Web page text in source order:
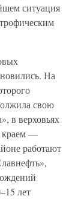
ситуация
На
свою
в верховьях
краем —
работают
лет